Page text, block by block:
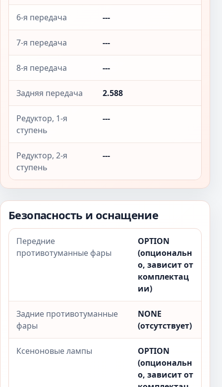
6-я передача ---
7-я передача ---
8-я передача ---
Задняя передача 2.588
Редуктор, 1-я
ступень
---
Редуктор, 2-я
ступень
---
Безопасность и оснащение
Передние
противотуманные фары
OPTION
(опциональн
о, зависит от
комплектац
ии)
Задние противотуманные
фары
NONE
(отсутствует)
Ксеноновые лампы
OPTION
(опциональн
о, зависит от